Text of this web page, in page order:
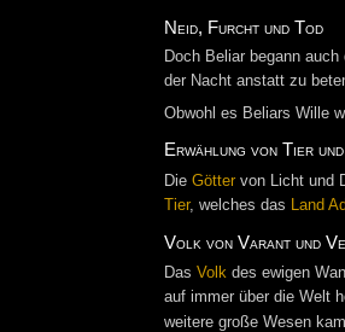
Neid, Furcht und Tod
Doch Beliar begann auch
der Nacht anstatt zu
Obwohl es Beliars Wille
Erwählung von Tier
Die Göttervon Licht und
Tier, welches das Land
Volk von Varant und
Das Volkdes ewigen
auf immer über die Welt
weitere große Wesen